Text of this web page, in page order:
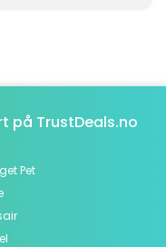
på TrustDeals.no
Pet